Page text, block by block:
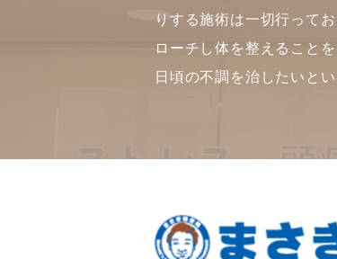
りする施術は一切行って
ローチし体を整えること
日頃の不調を治したいと